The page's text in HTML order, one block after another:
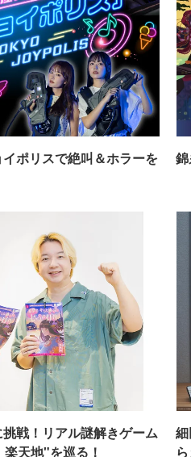
ポリスで絶叫＆ホラーを
戦！リアル謎解きゲーム
天地"を巡る！